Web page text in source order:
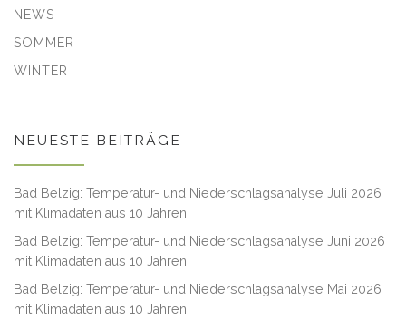
NEWS
SOMMER
WINTER
NEUESTE BEITRÄGE
Bad Belzig: Temperatur- und Niederschlagsanalyse Juli 2026
mit Klimadaten aus 10 Jahren
Bad Belzig: Temperatur- und Niederschlagsanalyse Juni 2026
mit Klimadaten aus 10 Jahren
Bad Belzig: Temperatur- und Niederschlagsanalyse Mai 2026
mit Klimadaten aus 10 Jahren